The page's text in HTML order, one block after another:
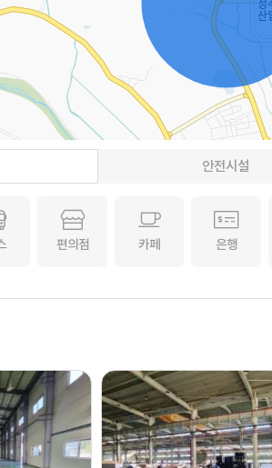
안전시설
편의점 카페 은행